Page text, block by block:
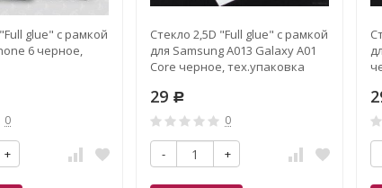
glue" с рамкой
6 черное,
0
+
Стекло 2,5D "Full glue" с рамкой
для Samsung A013 Galaxy A01
Core черное, тех.упаковка
29 Р
0
- +